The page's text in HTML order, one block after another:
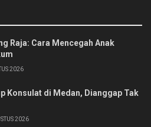
Raja: Cara Mencegah Anak
2026
Konsulat di Medan, Dianggap Tak
2026